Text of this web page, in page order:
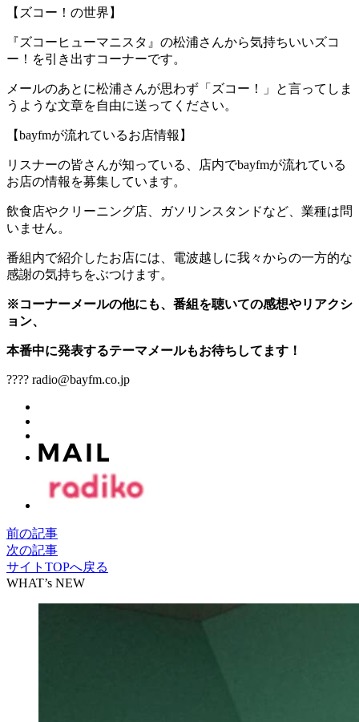
【ズコー！の世界】
『ズコーヒューマニスタ』の松浦さんから気持ちいいズコ
ー！を引き出すコーナーです。
メールのあとに松浦さんが思わず「ズコー！」と言ってしま
うような文章を自由に送ってください。
【bayfmが流れているお店情報】
リスナーの皆さんが知っている、店内でbayfmが流れている
お店の情報を募集しています。
飲食店やクリーニング店、ガソリンスタンドなど、業種は問
いません。
番組内で紹介したお店には、電波越しに我々からの一方的な
感謝の気持ちをぶつけます。
※コーナーメールの他にも、番組を聴いての感想やリアクシ
ョン、
本番中に発表するテーマメールもお待ちしてます！
???? radio@bayfm.co.jp
前の記事
次の記事
サイトTOPへ戻る
WHAT’s NEW